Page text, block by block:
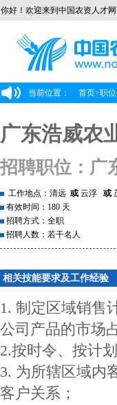
你好！欢迎来到中国农资人才网
当前位置： 首页>职
广东浩威农
招聘职位：广
工作地点：清远 或 云浮 或
有效时间：180 天
招聘方式：全职
招聘人数：若干名人
相关技能要求及工作经验
1. 制定区域销售
公司产品的市场
2.按时令、按计
3. 为所辖区域内
客户关系；